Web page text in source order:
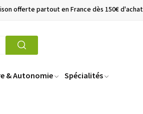
offerte partout en France dès 150€ d'achat
& Autonomie Spécialités